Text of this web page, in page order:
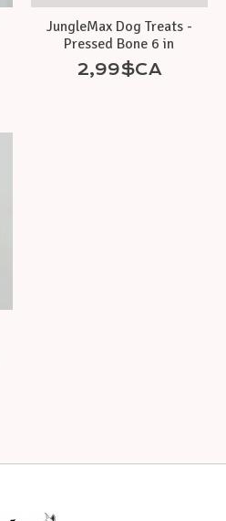
JungleMax Dog Treats -
Pressed Bone 6 in
2,99$CA